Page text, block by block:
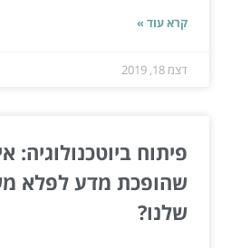
קרא עוד »
דצמ 18, 2019
פיתוח ביוטכנולוגיה:
שהופכת מדע לפלא
שלנו?